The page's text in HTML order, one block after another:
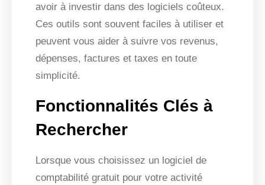
avoir à investir dans des logiciels coûteux.
Ces outils sont souvent faciles à utiliser et
peuvent vous aider à suivre vos revenus,
dépenses, factures et taxes en toute
simplicité.
Fonctionnalités Clés à
Rechercher
Lorsque vous choisissez un logiciel de
comptabilité gratuit pour votre activité